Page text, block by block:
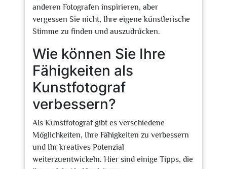
anderen Fotografen inspirieren, aber
vergessen Sie nicht, Ihre eigene künstlerische
Stimme zu finden und auszudrücken.
Wie können Sie Ihre
Fähigkeiten als
Kunstfotograf
verbessern?
Als Kunstfotograf gibt es verschiedene
Möglichkeiten, Ihre Fähigkeiten zu verbessern
und Ihr kreatives Potenzial
weiterzuentwickeln. Hier sind einige Tipps, die